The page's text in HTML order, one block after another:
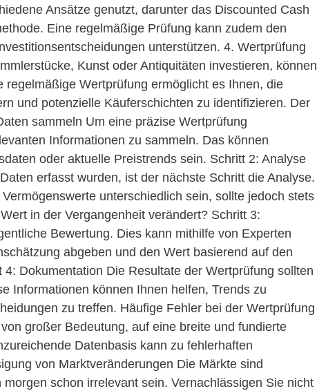
Ansätze genutzt, darunter das Discounted Cash
Eine regelmäßige Prüfung kann zudem den
unterstützen. 4. Wertprüfung
Kunst oder Antiquitäten investieren, können
regelmäßige Wertprüfung ermöglicht es Ihnen, die
und potenzielle Käuferschichten zu identifizieren. Der
sammeln Um eine präzise Wertprüfung
Informationen zu sammeln. Das können
oder aktuelle Preistrends sein. Schritt 2: Analyse
erfasst wurden, ist der nächste Schritt die Analyse.
unterschiedlich sein, sollte jedoch stets
in der Vergangenheit verändert? Schritt 3:
Bewertung. Dies kann mithilfe von Experten
abgeben und den Wert basierend auf den
Dokumentation Die Resultate der Wertprüfung sollten
Informationen können Ihnen helfen, Trends zu
zu treffen. Häufige Fehler bei der Wertprüfung
großer Bedeutung, auf eine breite und fundierte
Datenbasis kann zu fehlerhaften
von Marktveränderungen Die Märkte sind
schon irrelevant sein. Vernachlässigen Sie nicht